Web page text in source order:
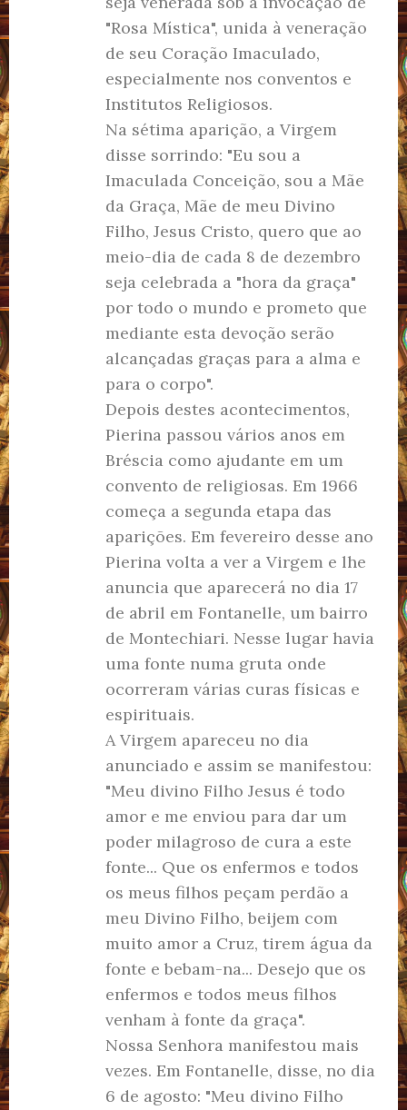
"Rosa Mística", unida à veneração
de seu Coração Imaculado,
especialmente nos conventos e
Institutos Religiosos.
Na sétima aparição, a Virgem
disse sorrindo: "Eu sou a
Imaculada Conceição, sou a Mãe
da Graça, Mãe de meu Divino
Filho, Jesus Cristo, quero que ao
meio-dia de cada 8 de dezembro
seja celebrada a "hora da graça"
por todo o mundo e prometo que
mediante esta devoção serão
alcançadas graças para a alma e
para o corpo".
Depois destes acontecimentos,
Pierina passou vários anos em
Bréscia como ajudante em um
convento de religiosas. Em 1966
começa a segunda etapa das
aparições. Em fevereiro desse ano
Pierina volta a ver a Virgem e lhe
anuncia que aparecerá no dia 17
de abril em Fontanelle, um bairro
de Montechiari. Nesse lugar havia
uma fonte numa gruta onde
ocorreram várias curas físicas e
espirituais.
A Virgem apareceu no dia
anunciado e assim se manifestou:
"Meu divino Filho Jesus é todo
amor e me enviou para dar um
poder milagroso de cura a este
fonte... Que os enfermos e todos
os meus filhos peçam perdão a
meu Divino Filho, beijem com
muito amor a Cruz, tirem água da
fonte e bebam-na... Desejo que os
enfermos e todos meus filhos
venham à fonte da graça".
Nossa Senhora manifestou mais
vezes. Em Fontanelle, disse, no dia
6 de agosto: "Meu divino Filho